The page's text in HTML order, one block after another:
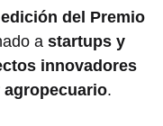
del Premio
a startups y
innovadores
.